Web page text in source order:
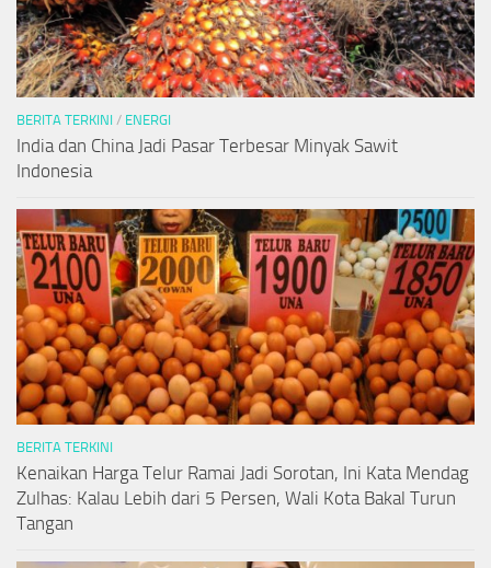
BERITA TERKINI / ENERGI
India dan China Jadi Pasar Terbesar Minyak Sawit
Indonesia
BERITA TERKINI
Kenaikan Harga Telur Ramai Jadi Sorotan, Ini Kata Mendag
Zulhas: Kalau Lebih dari 5 Persen, Wali Kota Bakal Turun
Tangan